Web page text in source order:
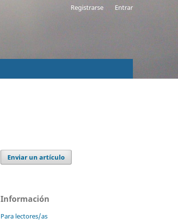
Registrarse Entrar
Enviar un artículo
Información
Para lectores/as